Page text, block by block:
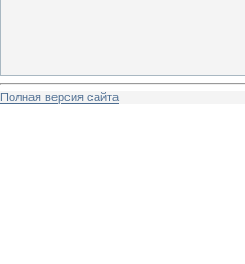
Полная версия сайта